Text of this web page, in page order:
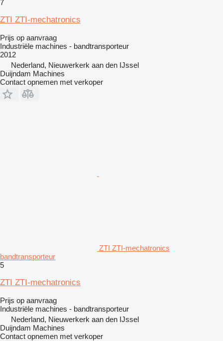
7
ZTI ZTI-mechatronics
Prijs op aanvraag
Industriële machines - bandtransporteur
2012
Nederland, Nieuwerkerk aan den IJssel
Duijndam Machines
Contact opnemen met verkoper
ZTI ZTI-mechatronics
bandtransporteur
5
ZTI ZTI-mechatronics
Prijs op aanvraag
Industriële machines - bandtransporteur
Nederland, Nieuwerkerk aan den IJssel
Duijndam Machines
Contact opnemen met verkoper